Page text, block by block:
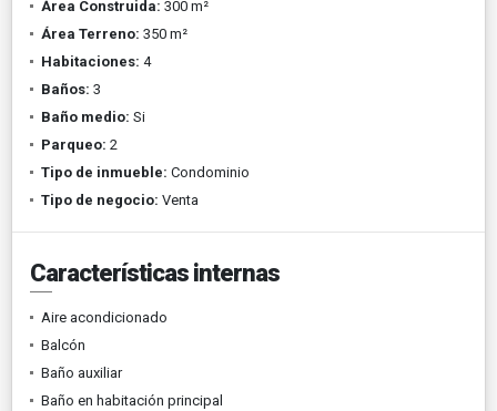
Área Construida: 300 m²
Área Terreno: 350 m²
Habitaciones: 4
Baños: 3
Baño medio: Si
Parqueo: 2
Tipo de inmueble: Condominio
Tipo de negocio: Venta
Características internas
Aire acondicionado
Balcón
Baño auxiliar
Baño en habitación principal